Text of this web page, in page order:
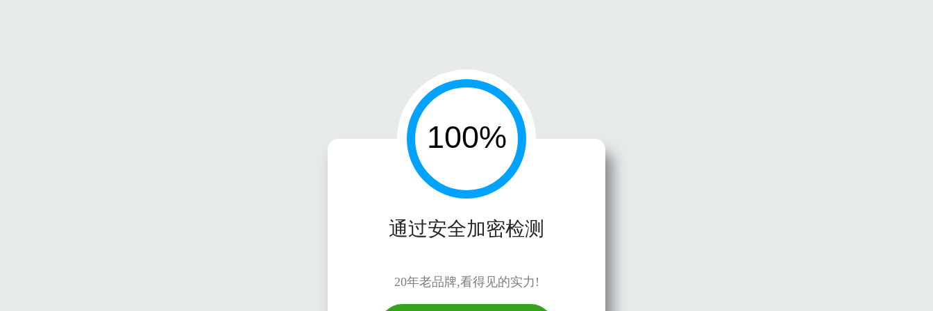
通过安全加密检测
20年老品牌,看得见的实力!